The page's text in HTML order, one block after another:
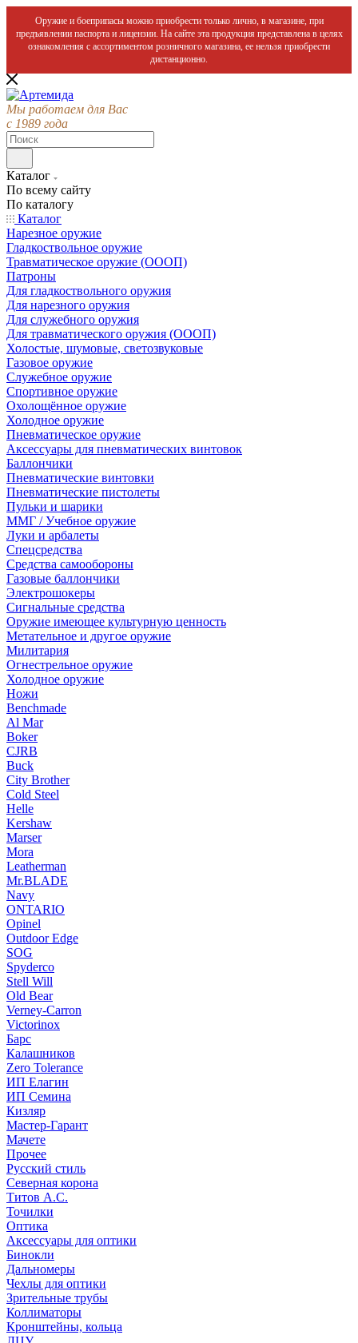
Оружие и боеприпасы можно приобрести только лично, в магазине, при
предъявлении паспорта и лицензии. На сайте эта продукция представлена в целях
ознакомления с ассортиментом розничного магазина, ее нельзя приобрести
дистанционно.
Мы работаем для Вас
с 1989 года
Каталог
По всему сайту
По каталогу
Каталог
Нарезное оружие
Гладкоствольное оружие
Травматическое оружие (ОООП)
Патроны
Для гладкоствольного оружия
Для нарезного оружия
Для служебного оружия
Для травматического оружия (ОООП)
Холостые, шумовые, светозвуковые
Газовое оружие
Служебное оружие
Спортивное оружие
Охолощённое оружие
Холодное оружие
Пневматическое оружие
Аксессуары для пневматических винтовок
Баллончики
Пневматические винтовки
Пневматические пистолеты
Пульки и шарики
ММГ / Учебное оружие
Луки и арбалеты
Спецсредства
Средства самообороны
Газовые баллончики
Электрошокеры
Сигнальные средства
Оружие имеющее культурную ценность
Метательное и другое оружие
Милитария
Огнестрельное оружие
Холодное оружие
Ножи
Benchmade
Al Mar
Boker
CJRB
Buck
City Brother
Cold Steel
Helle
Kershaw
Marser
Mora
Leatherman
Mr.BLADE
Navy
ONTARIO
Opinel
Outdoor Edge
SOG
Spyderco
Stell Will
Old Bear
Verney-Carron
Victorinox
Барс
Калашников
Zero Tolerance
ИП Елагин
ИП Семина
Кизляр
Мастер-Гарант
Мачете
Прочее
Русский стиль
Северная корона
Титов А.С.
Точилки
Оптика
Аксессуары для оптики
Бинокли
Дальномеры
Чехлы для оптики
Зрительные трубы
Коллиматоры
Кронштейны, кольца